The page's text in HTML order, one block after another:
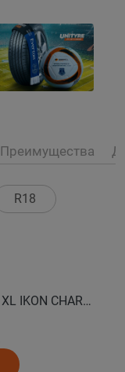
Преимущества
R18
IKON Автошина 215/65 R16 102T XL IKON CHARACTER ICE 8 SUV шип.